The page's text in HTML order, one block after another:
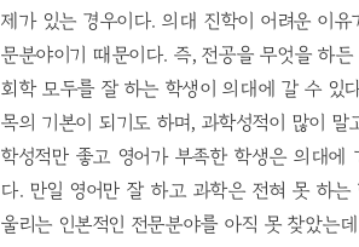
제가 있는 경우이다. 의대 진학이 어려운 이
문분야이기 때문이다. 즉, 전공을 무엇을 하
회학 모두를 잘 하는 학생이 의대에 갈 수 있
목의 기본이 되기도 하며, 과학성적이 많이
학성적만 좋고 영어가 부족한 학생은 의대에
다. 만일 영어만 잘 하고 과학은 전혀 못 하
울리는 인본적인 전문분야를 아직 못 찾았는